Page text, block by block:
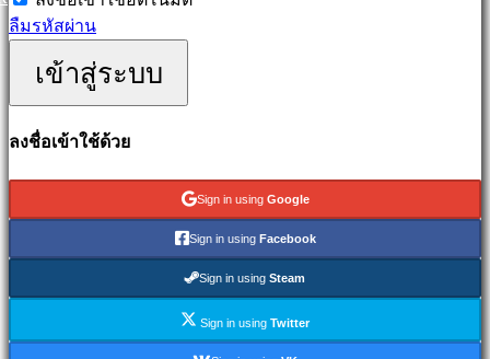
เล่น
ฟรี
ประเภท
คชั่น
วางแผน
ภัย
ลืมรหัสผ่าน
เข้าสู่ระบบ
ลงชื่อเข้าใช้ด้วย
Sign in using Google
Sign in using Facebook
Sign in using Steam
Sign in using Twitter